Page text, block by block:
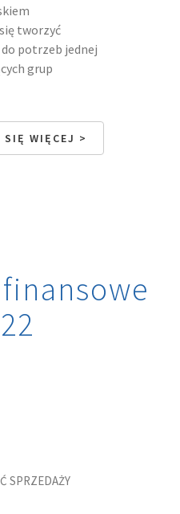
tworzyć
potrzeb jednej
grup
SIĘ WIĘCEJ >
SPRZEDAŻY